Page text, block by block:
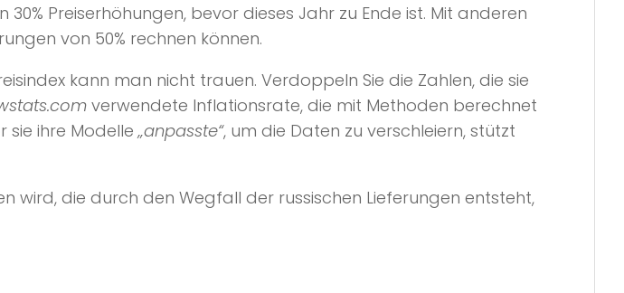
Preiserhöhungen, bevor dieses Jahr zu Ende ist. Mit anderen
von 50% rechnen können.
kann man nicht trauen. Verdoppeln Sie die Zahlen, die sie
verwendete Inflationsrate, die mit Methoden berechnet
sie ihre Modelle„anpasste“, um die Daten zu verschleiern, stützt
wird, die durch den Wegfall der russischen Lieferungen entsteht,